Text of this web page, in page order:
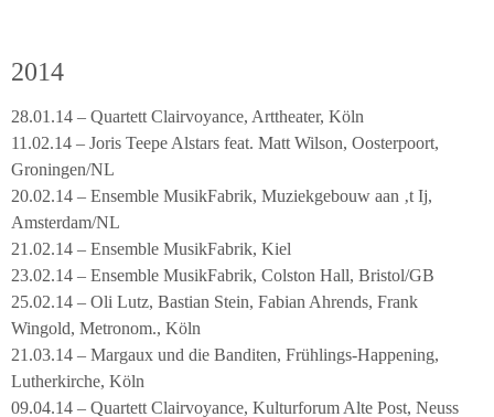
2014
28.01.14 – Quartett Clairvoyance, Arttheater, Köln
11.02.14 – Joris Teepe Alstars feat. Matt Wilson, Oosterpoort,
Groningen/NL
20.02.14 – Ensemble MusikFabrik, Muziekgebouw aan ‚t Ij,
Amsterdam/NL
21.02.14 – Ensemble MusikFabrik, Kiel
23.02.14 – Ensemble MusikFabrik, Colston Hall, Bristol/GB
25.02.14 – Oli Lutz, Bastian Stein, Fabian Ahrends, Frank
Wingold, Metronom., Köln
21.03.14 – Margaux und die Banditen, Frühlings-Happening,
Lutherkirche, Köln
09.04.14 – Quartett Clairvoyance, Kulturforum Alte Post, Neuss